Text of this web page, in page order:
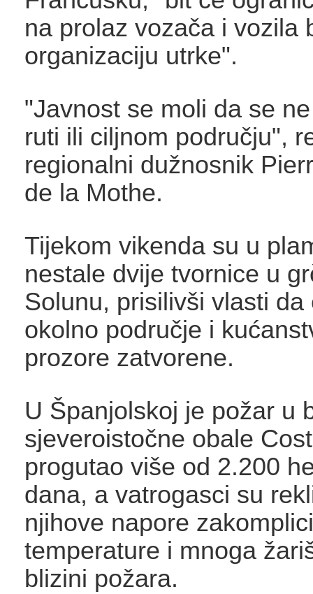
na prolaz vozača i vozila
organizaciju utrke".
"Javnost se moli da se
ruti ili ciljnom području",
regionalni dužnosnik
de la Mothe.
Tijekom vikenda su u
nestale dvije tvornice u
Solunu, prisilivši vlasti da
okolno područje i
prozore zatvorene.
U Španjolskoj je požar u
sjeveroistočne obale
progutao više od 2.200
dana, a vatrogasci su
njihove napore
temperature i mnoga
blizini požara.